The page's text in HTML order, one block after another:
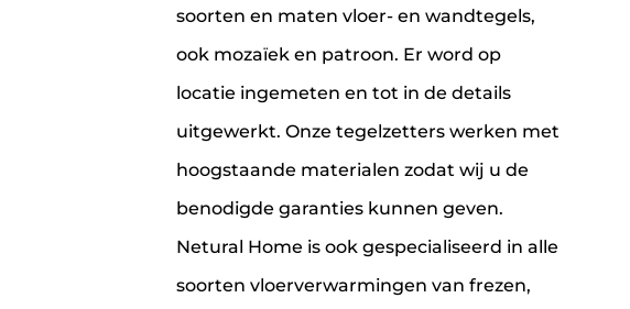
soorten en maten vloer- en wandtegels,
ook mozaïek en patroon. Er word op
locatie ingemeten en tot in de details
uitgewerkt. Onze tegelzetters werken met
hoogstaande materialen zodat wij u de
benodigde garanties kunnen geven.
Netural Home is ook gespecialiseerd in alle
soorten vloerverwarmingen van frezen,